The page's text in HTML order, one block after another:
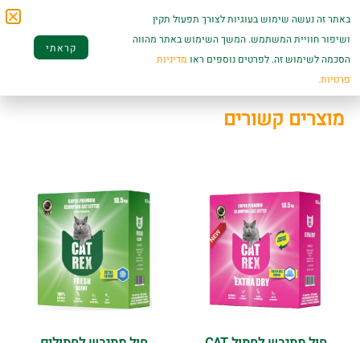
ניקיון, נוחות ואחריות סביבתית
מוצרים קשורים
באתר זה נעשה שימוש בעוגיות לצורך תפעול תקין
ושיפור חוויית המשתמש. המשך השימוש באתר מהווה
הסכמה לשימוש זה. לפרטים נוספים ראו מדיניות
פרטיות.
קראתי